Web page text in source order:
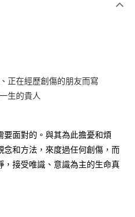
用戶可立即使用無須另外申請。
數、繳款截止日，確認付款後即完
請依後續交易確認頁面所載為準。
易或遇審核未通過，訂單將自動取
未達大哥付你分期系統評分，恕無
付款」的支付方式。 讓您購物簡單
不需儲值。
即可結帳。
正在經歷創傷的朋友而寫
生的貴人
要面對的。與其為此擔憂和煩
和方法，來度過任何創傷，而
接受唯識、意識為主的生命真